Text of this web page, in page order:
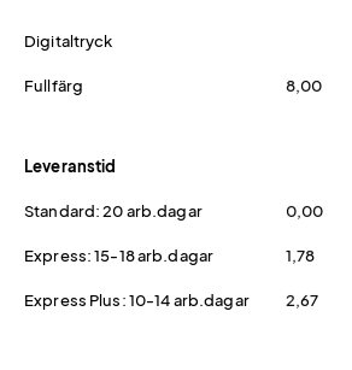
Digitaltryck
Fullfärg 8,00
Leveranstid
Standard: 20 arb.dagar 0,00
Express: 15-18 arb.dagar 1,78
Express Plus: 10-14 arb.dagar 2,67